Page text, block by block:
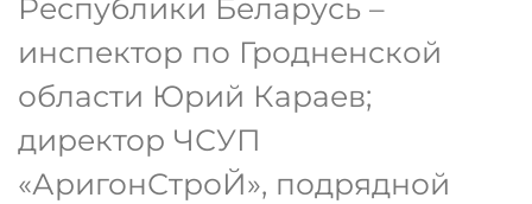
Республики Беларусь –
инспектор по Гродненской
области Юрий Караев;
директор ЧСУП
«АригонСтроЙ», подрядной